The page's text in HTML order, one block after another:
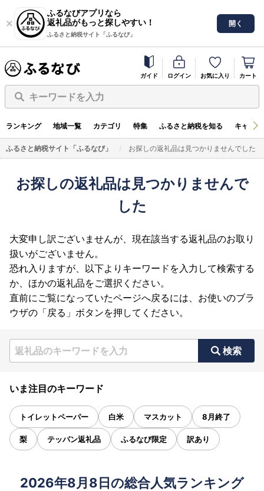
ふるなびアプリなら
返礼品がもっと探しやすい！
ふるさと納税サイト「ふるなび」
開く
ガイド ログイン お気に入り カート
キーワードを入力
ランキング 地域一覧 カテゴリ 特集 ふるさと納税を知る キャン
ふるさと納税サイト「ふるなび」 お探しの返礼品は見つかりませんでした
お探しの返礼品は見つかりませんで
した
大変申し訳ございませんが、現在該当する返礼品のお取り
扱いがございません。
恐れ入りますが、以下よりキーワードを入力して検索する
か、ほかの返礼品をご選択ください。
直前にご覧になっていたページへ戻るには、お使いのブラ
ウザの「戻る」ボタンを押してください。
検索
いま注目のキーワード
トイレットペーパー 白米 マスカット 8月終了
梨 テッパン返礼品 ふるなび限定 訳あり
2026年8月8日の総合人気ランキング